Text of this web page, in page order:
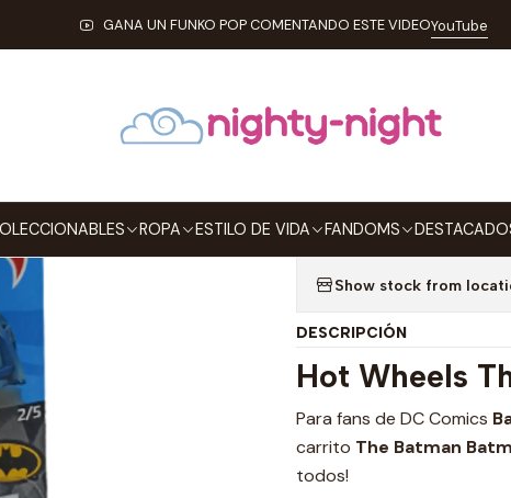
ROPA ESTILO DE VIDA FANDOMS
GANA UN FUNKO POP COMENTANDO ESTE VIDEOYouTube
COLECCIONABLES HOT WHEELS The Batman Batmobile Hot
The Batman
Comics
Add to Wishlist
Show stock from
DESCRIPCIÓN
Hot Wheels
Para fans de DC Comics
carrito The Batman
todos!